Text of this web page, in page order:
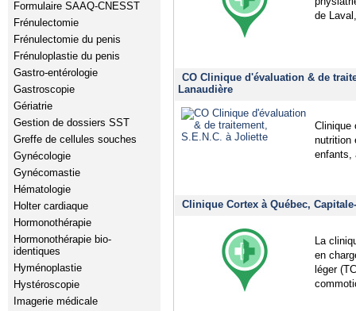
Formulaire SAAQ-CNESST
Frénulectomie
Frénulectomie du penis
Frénuloplastie du penis
Gastro-entérologie
Gastroscopie
Gériatrie
Gestion de dossiers SST
Greffe de cellules souches
Gynécologie
Gynécomastie
Hématologie
Holter cardiaque
Hormonothérapie
Hormonothérapie bio-
identiques
Hyménoplastie
Hystéroscopie
Imagerie médicale
de
CO Clinique d'évaluation & de
Lanaudière
Clinique
nutrition
enfants,
Clinique Cortex à Québec,
La
en
léger